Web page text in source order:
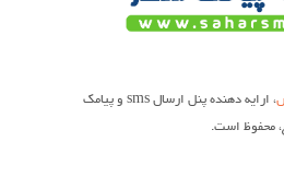
، ارایه دهنده پنل ارسال sms و پیامک
محفوظ است.